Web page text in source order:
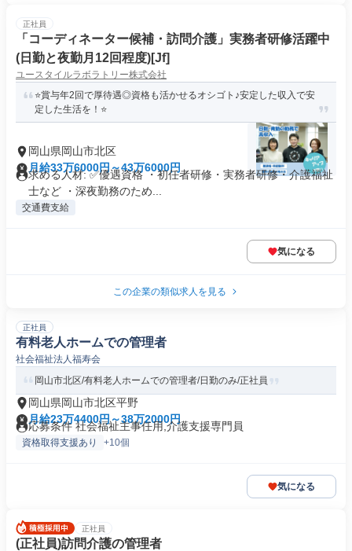
正社員
「コーディネーター候補・訪問介護」実務者研修活躍中
(日勤と夜勤月12回程度)[Jf]
ユースタイルラボラトリー株式会社
⭐️賞与年2回で厚待遇◎資格も活かせるオシゴト♪安定した収入で安
定した生活を！⭐️
岡山県岡山市北区
月給33万6000円～43万6000円
求める人材: ✅優遇資格 ・初任者研修・実務者研修・介護福祉
士など ・深夜勤務のため...
交通費支給
気になる
この企業の類似求人を見る
正社員
有料老人ホームでの管理者
社会福祉法人福寿会
岡山市北区/有料老人ホームでの管理者/日勤のみ/正社員
岡山県岡山市北区平野
月給23万4400円～38万2000円
応募条件 社会福祉主事任用,介護支援専門員
資格取得支援あり +10個
気になる
正社員
(正社員)訪問介護の管理者